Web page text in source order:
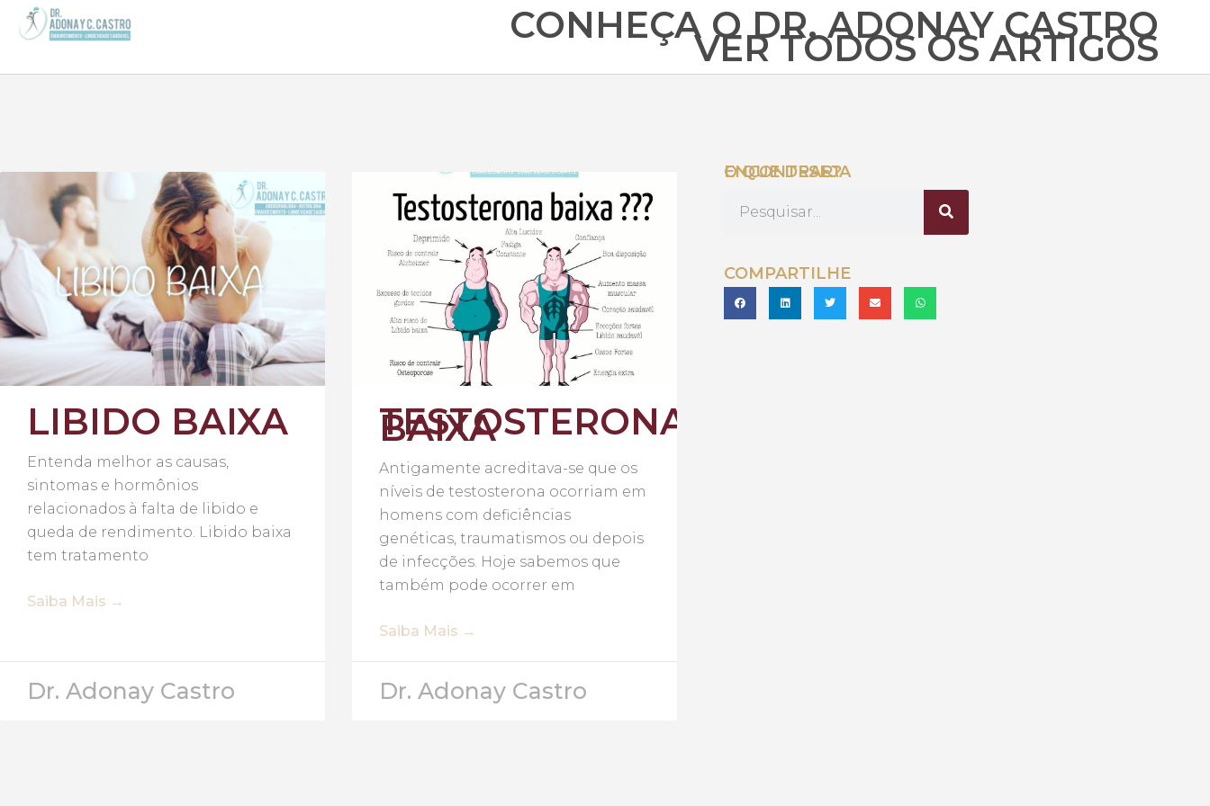
CONHEÇA O DR. ADONAY CASTRO
VER TODOS OS ARTIGOS
LIBIDO BAIXA
Entenda melhor as causas,
sintomas e hormônios
relacionados à falta de libido e
queda de rendimento. Libido baixa
tem tratamento
Saiba Mais →
Dr. Adonay Castro
TESTOSTERONA
BAIXA
Antigamente acreditava-se que os
níveis de testosterona ocorriam em
homens com deficiências
genéticas, traumatismos ou depois
de infecções. Hoje sabemos que
também pode ocorrer em
Saiba Mais →
Dr. Adonay Castro
O QUE DESEJA ENCONTRAR?
COMPARTILHE